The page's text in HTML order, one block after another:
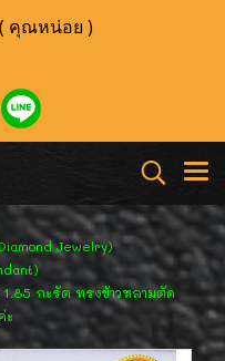
คุณหน่อย )
Jewelry)
กะรัต ทรงข้าวหลามตัด
ะ